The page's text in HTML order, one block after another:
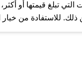
أو البريد
تبلغ قيمتها أو